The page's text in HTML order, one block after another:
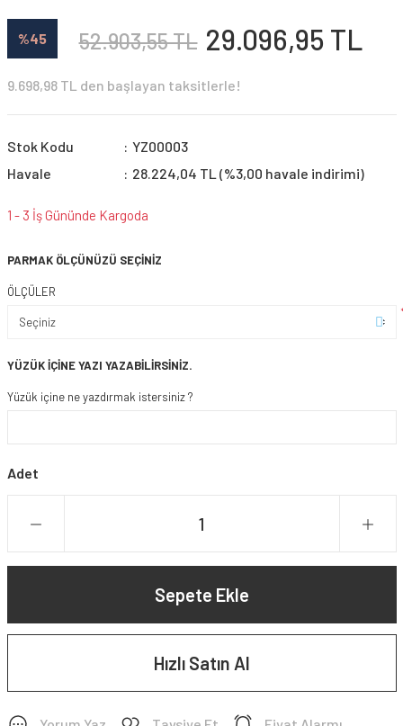
%45 52.903,55 TL 29.096,95 TL
9.698,98 TL den başlayan taksitlerle!
Stok Kodu
YZ00003
Havale
28.224,04 TL (%3,00 havale indirimi)
1 - 3 İş Gününde Kargoda
PARMAK ÖLÇÜNÜZÜ SEÇİNİZ
ÖLÇÜLER
YÜZÜK İÇİNE YAZI YAZABİLİRSİNİZ.
Yüzük içine ne yazdırmak istersiniz ?
Adet
Sepete Ekle
Hızlı Satın Al